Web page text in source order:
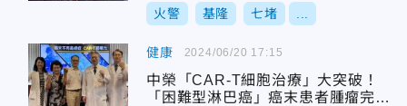
火警 基隆 七堵
健康
中榮「CAR-T細胞治療」大突破！
「困難型淋巴癌」癌末患者腫瘤完全
2024/06/20 17:15